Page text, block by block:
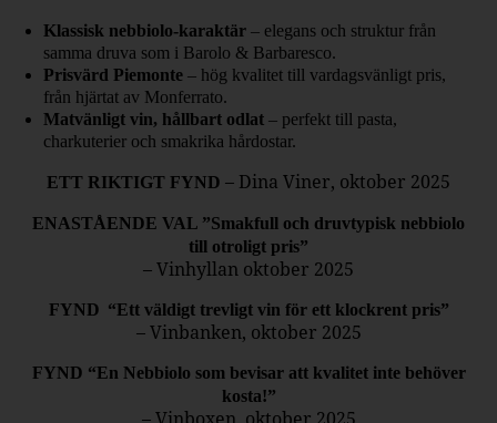
Klassisk nebbiolo-karaktär – elegans och struktur från
samma druva som i Barolo & Barbaresco.
Prisvärd Piemonte– hög kvalitet till vardagsvänligt pris,
från hjärtat av Monferrato.
Matvänligt vin, hållbart odlat – perfekt till pasta,
charkuterier och smakrika hårdostar.
ETT RIKTIGT FYND – Dina Viner, oktober 2025
ENASTÅENDE VAL ”Smakfull och druvtypisk nebbiolo
till otroligt pris”
– Vinhyllan oktober 2025
FYND “Ett väldigt trevligt vin för ett klockrent pris”
– Vinbanken, oktober 2025
FYND “En Nebbiolo som bevisar att kvalitet inte behöver
kosta!”